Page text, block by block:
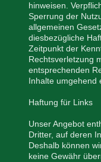
hinweisen.
Sperrung der
allgemeinen
diesbezügliche
Zeitpunkt der
Rechtsverletzung
entsprechenden
Inhalte umgehend
Haftung für Links
Unser Angebot
Dritter, auf deren
Deshalb können
keine Gewähr